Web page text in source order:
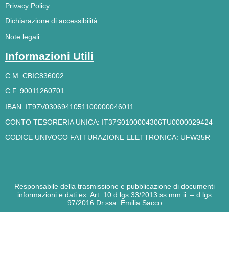
Privacy Policy
Dichiarazione di accessibilità
Note legali
Informazioni Utili
C.M. CBIC836002
C.F. 90011260701
IBAN: IT97V0306941051100000046011
CONTO TESORERIA UNICA: IT37S0100004306TU0000029424
CODICE UNIVOCO FATTURAZIONE ELETTRONICA: UFW35R
Responsabile della trasmissione e pubblicazione di documenti
informazioni e dati ex. Art. 10 d.lgs 33/2013 ss.mm.ii. – d.lgs
97/2016 Dr.ssa Emilia Sacco